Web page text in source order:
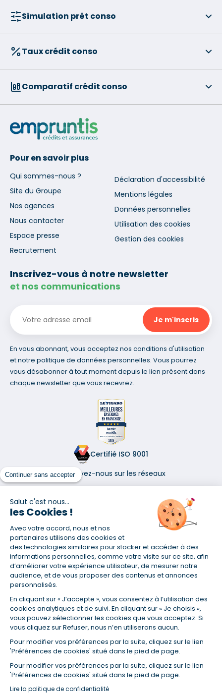
Continuer sans accepter
Salut c'est nous...
les Cookies !
Avec votre accord, nous et nos
partenaires utilisons des cookies et
des technologies similaires pour stocker et accéder à des
informations personnelles, comme votre visite sur ce site, afin
d’améliorer votre expérience utilisateur, de mesurer notre
audience, et de vous proposer des contenus et annonces
personnalisés.
En cliquant sur « J’accepte », vous consentez à l’utilisation des
cookies analytiques et de suivi. En cliquant sur « Je choisis »,
vous pouvez sélectionner les cookies que vous acceptez. Si
vous cliquez sur Refuser, nous n’en utiliserons aucun.
Pour modifier vos préférences par la suite, cliquez sur le lien
'Préférences de cookies' situé dans le pied de page.
Pour modifier vos préférences par la suite, cliquez sur le lien
'Préférences de cookies' situé dans le pied de page.
Lire la politique de confidentialité
Simulation prêt conso
Taux crédit conso
Comparatif crédit conso
Pour en savoir plus
Qui sommes-nous ?
Site du Groupe
Nos agences
Nous contacter
Espace presse
Recrutement
Déclaration d'accessibilité
Mentions légales
Données personnelles
Utilisation des cookies
Gestion des cookies
Inscrivez-vous à notre newsletter
et nos communications
En vous abonnant, vous acceptez nos conditions d'utilisation
et notre politique de données personnelles. Vous pourrez
vous désabonner à tout moment depuis le lien présent dans
chaque newsletter que vous recevrez.
Certifié ISO 9001
Retrouvez-nous sur les réseaux
(1) Taux fixe national hors assurance et selon votre profil
(2) Économie de 65 % pour l'assurance d'un prêt amortissable de 330
457,23 € à 0,90 % sur 19,5 ans, accordé à un salarié non cadre assuré à
100 % (décès, PTIA, IPP, ITT, IPP) âgé de 36 ans fumeur et une personne
salariée non cadre assurée à 100 % (décès, PTIA, IPP, ITT, IPP) âgée de 35
ans et non-fumeur, tous deux sans risque médical connu. Au
14/07/2019, coût de l'assurance proposée par la banque 179,08 €/mois
en moyenne contre 64,60 €/mois en moyenne au 14/07/2022 avec
Empruntis.com (TAEA : 0,44 %, coût total de l'assurance : 15 117,65 €).
(3) Taux minimum pour un crédit consommation d'un montant fixé entre
5 000 et 20 000 euros, selon profil et durée.
de la durée de remboursement ainsi que la hausse du coût total du
crédit.
(5) Banques de réseau, mutualistes, spécialisées, directions
régionales, organismes de crédit selon votre profil et votre demande.
Mutuelles, compagnies et courtiers d'assurances. Selon votre profil et
votre demande.